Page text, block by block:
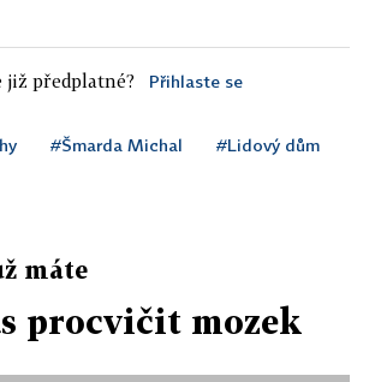
již předplatné? Přihlaste se
#Šmarda Michal #Lidový dům
máte
procvičit mozek